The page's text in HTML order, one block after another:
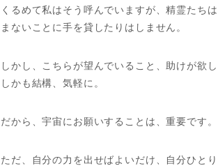
くるめて私はそう呼んでいますが、精霊たち
まないことに手を貸したりはしません。
しかし、こちらが望んでいること、助けが欲
しかも結構、気軽に。
だから、宇宙にお願いすることは、重要です。
ただ、自分の力を出せばよいだけ、自分ひと